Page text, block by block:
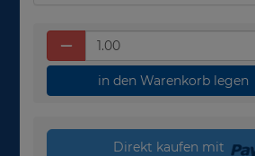
in den Warenkorb legen
Direkt kaufen mit